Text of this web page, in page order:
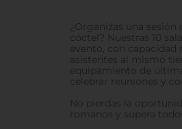
¿Organizas una
cóctel? Nuestras 10
evento, con capacidad
asistentes al mismo
equipamiento de
celebrar reuniones y
No pierdas la
romanos y supera